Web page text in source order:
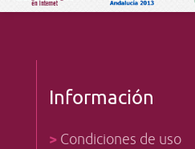
Información
> Condiciones de uso